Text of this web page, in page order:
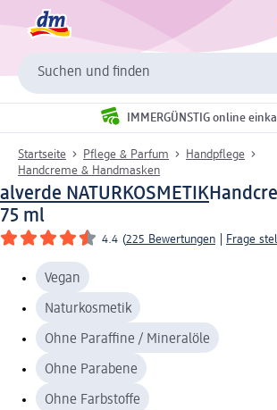
Suchen und finden
IMMERGÜNSTIG online
Startseite Pflege & Parfum
Handpflege
Handcreme & Handmasken
alverde NATURKOSMETIK
75 ml
4.4 (225 Bewertungen Frage
Vegan
Naturkosmetik
Ohne Paraffine / Mineralöle
Ohne Parabene
Ohne Farbstoffe